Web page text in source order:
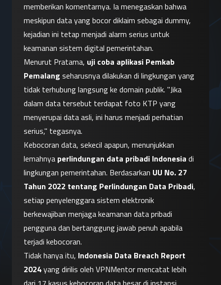
memberikan komentarnya. Ia menegaskan bahwa
meskipun data yang bocor diklaim sebagai dummy,
kejadian ini tetap menjadi alarm serius untuk
keamanan sistem digital pemerintahan.
Menurut Pratama, uji coba aplikasi Pemkab
Pemalang seharusnya dilakukan di lingkungan yang
tidak terhubung langsung ke domain publik. "Jika
dalam data tersebut terdapat foto KTP yang
menyerupai data asli, ini harus menjadi perhatian
serius," tegasnya.
Kebocoran data, sekecil apapun, menunjukkan
lemahnya perlindungan data pribadi Indonesia di
lingkungan pemerintahan. Berdasarkan UU No. 27
Tahun 2022 tentang Perlindungan Data Pribadi,
setiap penyelenggara sistem elektronik
berkewajiban menjaga keamanan data pribadi
pengguna dan bertanggung jawab penuh apabila
terjadi kebocoran.
Tidak hanya itu, Indonesia Data Breach Report
2024 yang dirilis oleh VPNMentor mencatat lebih